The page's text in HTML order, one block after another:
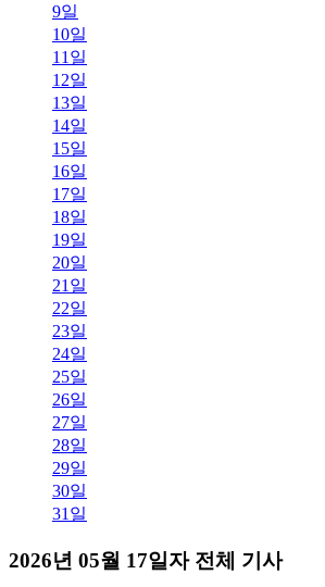
9일
10일
11일
12일
13일
14일
15일
16일
17일
18일
19일
20일
21일
22일
23일
24일
25일
26일
27일
28일
29일
30일
31일
2026년 05월 17일자 전체 기사